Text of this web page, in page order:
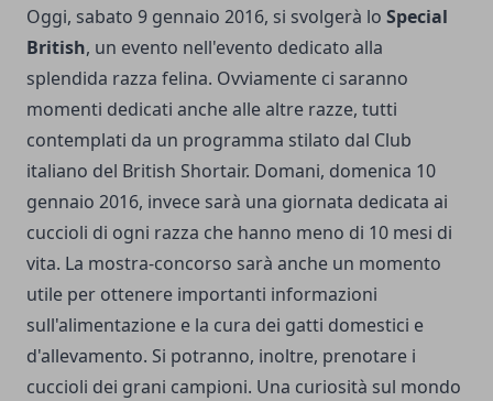
Oggi, sabato 9 gennaio 2016, si svolgerà lo Special
British, un evento nell'evento dedicato alla
splendida razza felina. Ovviamente ci saranno
momenti dedicati anche alle altre razze, tutti
contemplati da un programma stilato dal Club
italiano del British Shortair. Domani, domenica 10
gennaio 2016, invece sarà una giornata dedicata ai
cuccioli di ogni razza che hanno meno di 10 mesi di
vita. La mostra-concorso sarà anche un momento
utile per ottenere importanti informazioni
sull'alimentazione e la cura dei gatti domestici e
d'allevamento. Si potranno, inoltre, prenotare i
cuccioli dei grani campioni. Una curiosità sul mondo